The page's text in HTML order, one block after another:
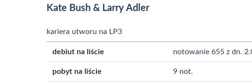
Kate Bush & Larry Adler
kariera utworu na LP3
debiut na liście notowanie 655 z dn.
pobyt na liście 9 not.